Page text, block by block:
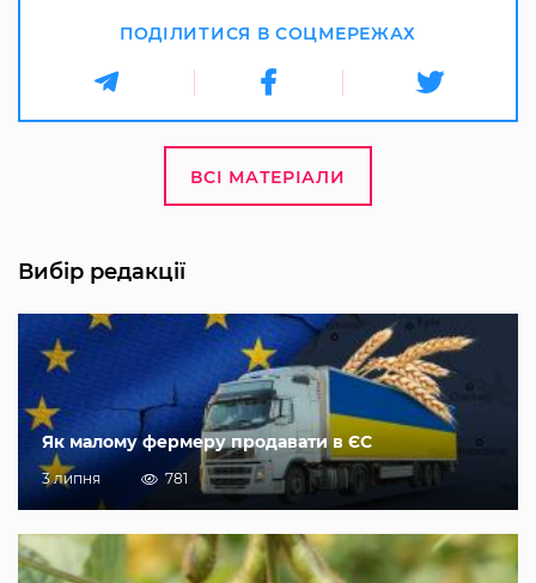
ПОДІЛИТИСЯ В СОЦМЕРЕЖАХ
ВСІ МАТЕРІАЛИ
Вибір редакції
Як малому фермеру продавати в ЄС
3 липня 781